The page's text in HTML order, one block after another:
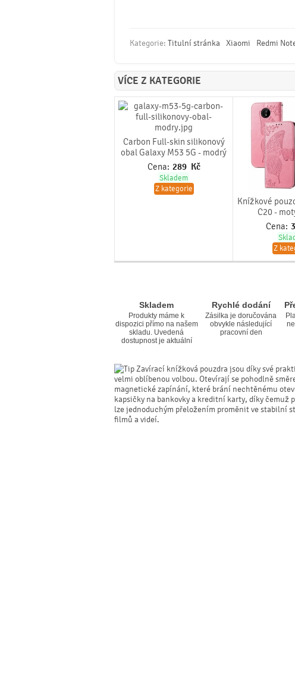
Kategorie: Titulní stránka Xiaomi Redmi
VÍCE Z KATEGORIE
Carbon Full-skin silikonový
obal Galaxy M53 5G - modrý
Cena: 289 Kč
Skladem
Z kategorie
Knížkové
C20 -
Cena:
Z
Skladem
Produkty máme k
dispozici přímo na našem
skladu. Uvedená
dostupnost je aktuální
Rychlé dodání
Zásilka je doručována
obvykle následující
pracovní den
Zavírací knížková pouzdra jsou díky své
velmi oblíbenou volbou. Otevírají se pohodlně
magnetické zapínání, které brání nechtěnému
kapsičky na bankovky a kreditní karty, díky čemuž
lze jednoduchým přeložením proměnit ve stabilní
filmů a videí.